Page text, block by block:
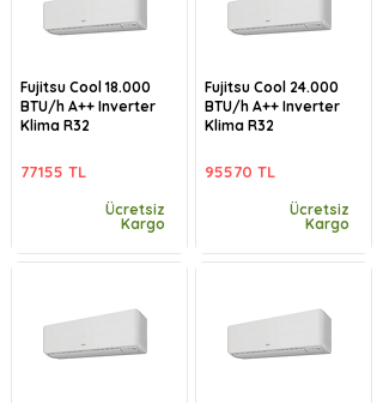
Fujitsu Cool 18.000
BTU/h A++ Inverter
Klima R32
77155 TL
Ücretsiz
Kargo
Fujitsu Cool 24.000
BTU/h A++ Inverter
Klima R32
95570 TL
Ücretsiz
Kargo